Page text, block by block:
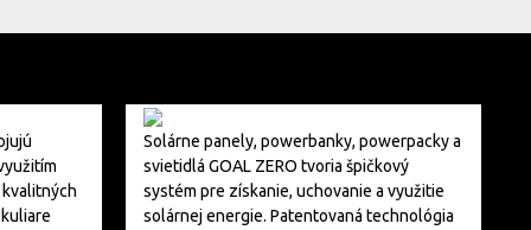
Solárne panely, powerbanky, powerpacky a
svietidlá GOAL ZERO tvoria špičkový
systém pre získanie, uchovanie a využitie
solárnej energie. Patentovaná technológia